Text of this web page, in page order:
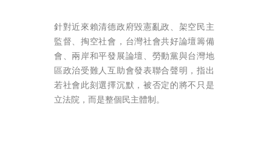
針對近來賴清德政府毀憲亂政、架空民主
監督、掏空社會，台灣社會共好論壇籌備
會、兩岸和平發展論壇、勞動黨與台灣地
區政治受難人互助會發表聯合聲明，指出
若社會此刻選擇沉默，被否定的將不只是
立法院，而是整個民主體制。